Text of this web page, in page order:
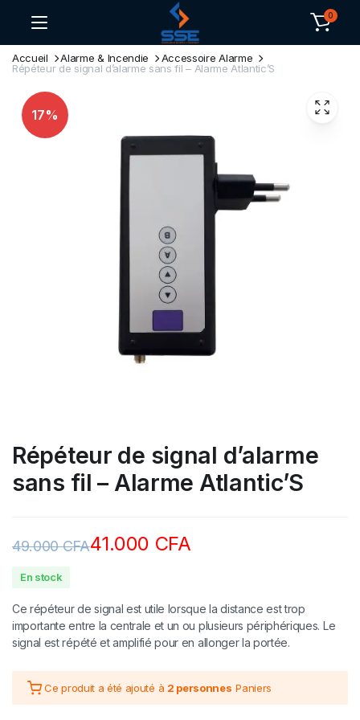
0
Accueil Alarme & Incendie
Accessoire Alarme
Répéteur de signal d’alarme sans fil – Alarme Atlantic’S
17%
Répéteur de signal d’alarme
sans fil – Alarme Atlantic’S
49.000CFA41.000 CFA
En stock
Ce répéteur de signal est utile lorsque la distance est trop
importante entre la centrale et un ou plusieurs périphériques. Le
signal est répété et amplifié pour en allonger la portée.
Ce produit a été ajouté à 2 personnes Paniers